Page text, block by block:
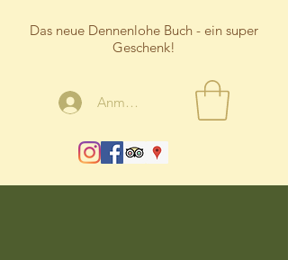
Das neue Dennenlohe Buch - ein super
Geschenk!
Anmelden